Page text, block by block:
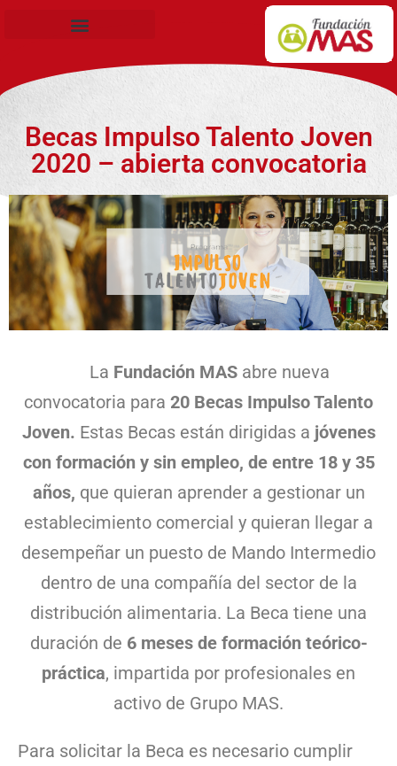
Becas Impulso Talento Joven
2020 – abierta convocatoria
La Fundación MAS abre nueva
convocatoria para 20 Becas Impulso Talento
Joven. Estas Becas están dirigidas a jóvenes
con formación y sin empleo, de entre 18 y 35
años, que quieran aprender a gestionar un
establecimiento comercial y quieran llegar a
desempeñar un puesto de Mando Intermedio
dentro de una compañía del sector de la
distribución alimentaria. La Beca tiene una
duración de 6 meses de formación teórico-
práctica, impartida por profesionales en
activo de Grupo MAS.
Para solicitar la Beca es necesario cumplir